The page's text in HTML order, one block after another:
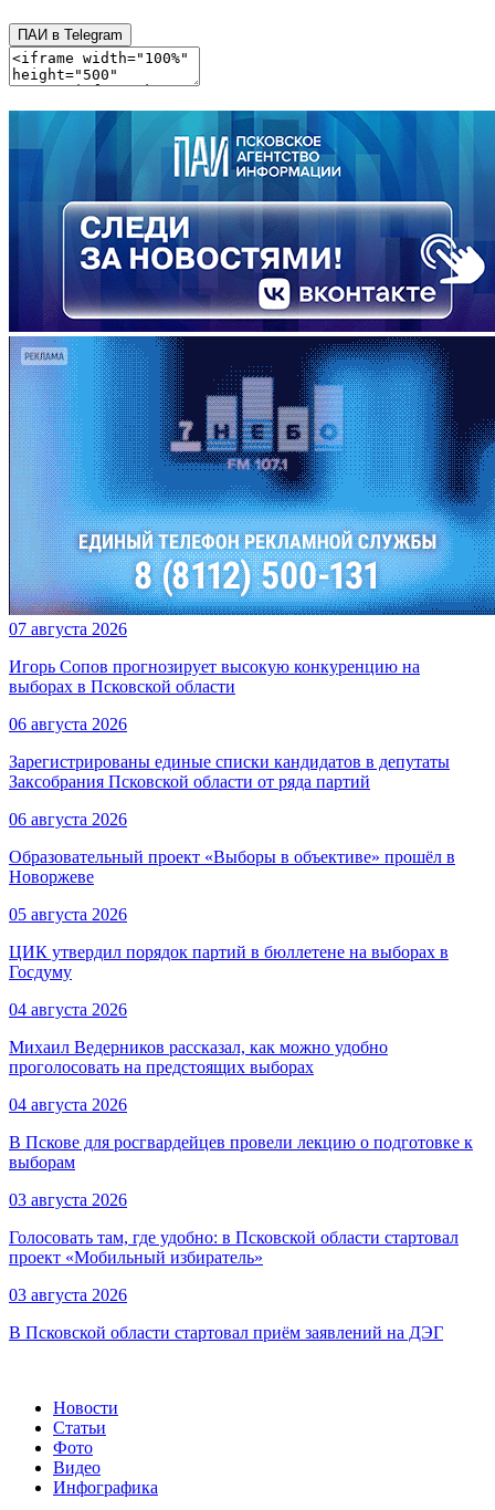
ПАИ в Telegram
07 августа 2026
Игорь Сопов прогнозирует высокую конкуренцию на
выборах в Псковской области
06 августа 2026
Зарегистрированы единые списки кандидатов в депутаты
Заксобрания Псковской области от ряда партий
06 августа 2026
Образовательный проект «Выборы в объективе» прошёл в
Новоржеве
05 августа 2026
ЦИК утвердил порядок партий в бюллетене на выборах в
Госдуму
04 августа 2026
Михаил Ведерников рассказал, как можно удобно
проголосовать на предстоящих выборах
04 августа 2026
В Пскове для росгвардейцев провели лекцию о подготовке к
выборам
03 августа 2026
Голосовать там, где удобно: в Псковской области стартовал
проект «Мобильный избиратель»
03 августа 2026
В Псковской области стартовал приём заявлений на ДЭГ
Новости
Статьи
Фото
Видео
Инфографика